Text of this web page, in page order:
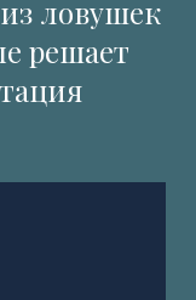
ловушек
решает